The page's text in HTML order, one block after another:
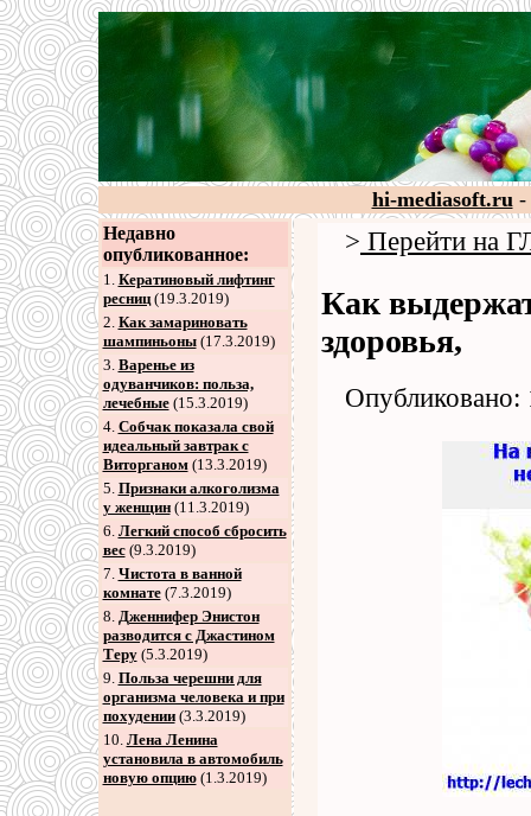
hi-mediasoft.ru-
Недавно
опубликованное:
1. Кератиновый лифтинг
ресниц(19.3.2019)
2. Как замариновать
шампиньоны(17.3.2019)
3. Варенье из
одуванчиков: польза,
лечебные(15.3.2019)
4. Собчак показала свой
идеальный завтрак с
Виторганом(13.3.2019)
5. Признаки алкоголизма
у женщин(11.3.2019)
6. Легкий способ сбросить
вес(9.3.2019)
7. Чистота в ванной
комнате(7.3.2019)
8. Дженнифер Энистон
разводится с Джастином
Теру(5.3.2019)
9. Польза черешни для
организма человека и при
похудении(3.3.2019)
10. Лена Ленина
установила в автомобиль
новую опцию(1.3.2019)
> Перейти на
Как
здоровья,
Опубликовано: